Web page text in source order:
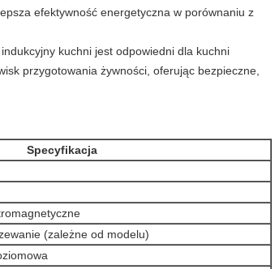
efektywność energetyczna w porównaniu z
kuchni jest odpowiedni dla kuchni
przygotowania żywności, oferując bezpieczne,
Specyfikacja
(zależne od modelu)